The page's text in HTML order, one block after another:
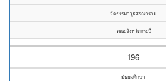
วัดธรรมาวุธสรณาราม
คณะจังหวัดกระบี่
196
มัธยมศึกษา